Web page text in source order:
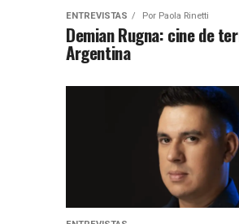
ENTREVISTAS Por Paola Rinetti
Demian Rugna: cine de
Argentina